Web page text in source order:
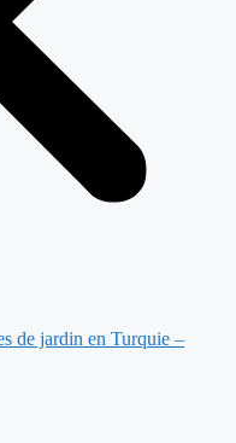
de jardin en Turquie –